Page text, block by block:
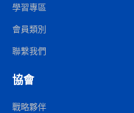
學習專區
會員類別
聯繫我們
協會
戰略夥伴